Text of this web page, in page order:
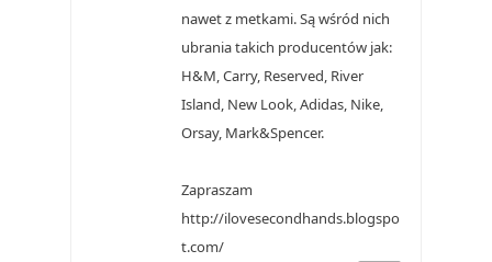
nawet z metkami. Są wśród nich
ubrania takich producentów jak:
H&M, Carry, Reserved, River
Island, New Look, Adidas, Nike,
Orsay, Mark&Spencer.
Zapraszam
http://ilovesecondhands.blogspo
t.com/